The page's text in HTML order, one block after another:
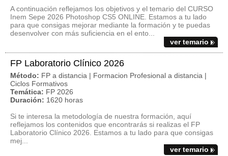
A continuación reflejamos los objetivos y el temario del CURSO
Inem Sepe 2026 Photoshop CS5 ONLINE. Estamos a tu lado
para que consigas mejorar mediante la formación y te puedas
desenvolver con más suficiencia en el ento...
ver temario
FP Laboratorio Clínico 2026
Método: FP a distancia | Formacion Profesional a distancia |
Ciclos Formativos
Temática: FP 2026
Duración: 1620 horas
Si te interesa la metodología de nuestra formación, aquí
reflejamos los contenidos que encontrarás si realizas el FP
Laboratorio Clínico 2026. Estamos a tu lado para que consigas
mej...
ver temario